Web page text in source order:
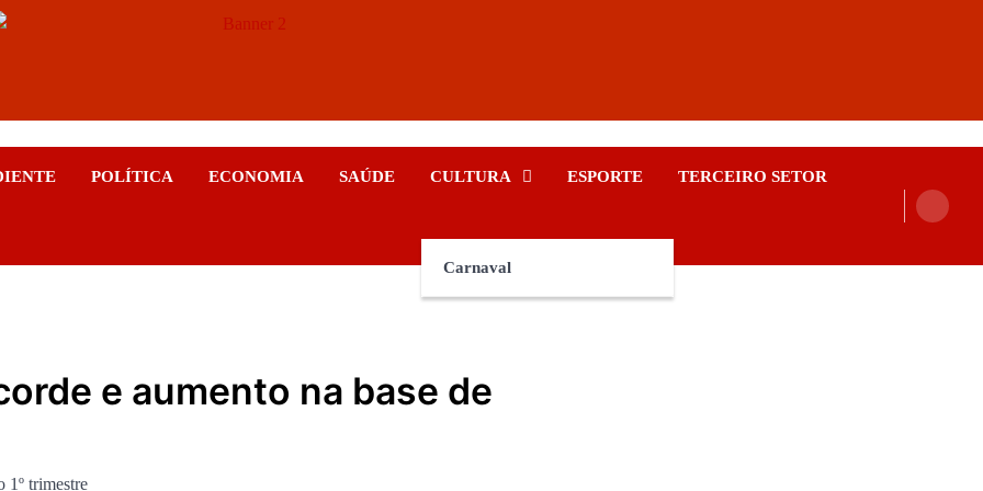
POLÍTICA ECONOMIA SAÚDE CULTURA
Carnaval
ESPORTE TERCEIRO SETOR
e aumento na base de